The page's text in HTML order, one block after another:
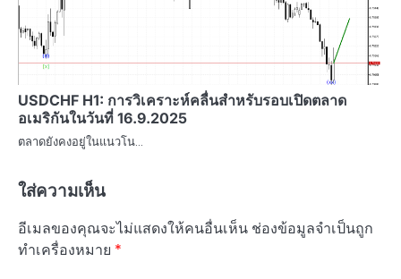
USDCHF H1: การวิเคราะห์คลื่นสำหรับรอบเปิดตลาด
อเมริกันในวันที่ 16.9.2025
ตลาดยังคงอยู่ในแนวโน…
ใส่ความเห็น
อีเมลของคุณจะไม่แสดงให้คนอื่นเห็น ช่องข้อมูลจำเป็นถูก
ทำเครื่องหมาย *